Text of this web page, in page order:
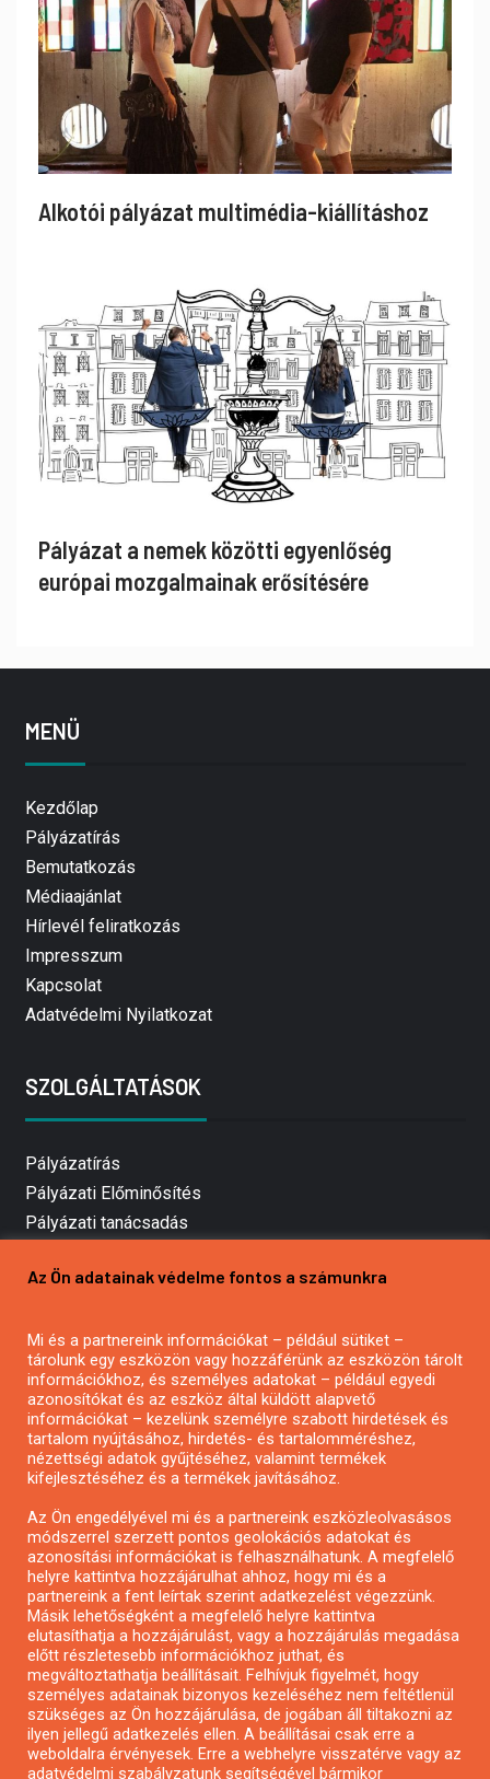
Alkotói pályázat multimédia-kiállításhoz
Pályázat a nemek közötti egyenlőség
európai mozgalmainak erősítésére
MENÜ
Kezdőlap
Pályázatírás
Bemutatkozás
Médiaajánlat
Hírlevél feliratkozás
Impresszum
Kapcsolat
Adatvédelmi Nyilatkozat
SZOLGÁLTATÁSOK
Pályázatírás
Pályázati Előminősítés
Pályázati tanácsadás
Mezőgazdasági pályázatírás
Pályázatírás civil szervezeteknek
Pályázatírás önkormányzatoknak
Pályázatfigyelés
Specifikus pályázatfigyelés vagy hírlevél
Pályázatok magánszemélyeknek
Pályázatok civil szervezeteknek
Pályázatok vállalkozásoknak
Önkormányzati pályázatok
Mezőgazdasági pályázatok
Falusi turizmus pályázatok
Napelem pályázatok
Az Ön adatainak védelme fontos a számunkra
Mi és a partnereink információkat – például sütiket –
tárolunk egy eszközön vagy hozzáférünk az eszközön tárolt
információkhoz, és személyes adatokat – például egyedi
azonosítókat és az eszköz által küldött alapvető
információkat – kezelünk személyre szabott hirdetések és
tartalom nyújtásához, hirdetés- és tartalomméréshez,
nézettségi adatok gyűjtéséhez, valamint termékek
kifejlesztéséhez és a termékek javításához.
Az Ön engedélyével mi és a partnereink eszközleolvasásos
módszerrel szerzett pontos geolokációs adatokat és
azonosítási információkat is felhasználhatunk. A megfelelő
helyre kattintva hozzájárulhat ahhoz, hogy mi és a
partnereink a fent leírtak szerint adatkezelést végezzünk.
Másik lehetőségként a megfelelő helyre kattintva
elutasíthatja a hozzájárulást, vagy a hozzájárulás megadása
előtt részletesebb információkhoz juthat, és
megváltoztathatja beállításait. Felhívjuk figyelmét, hogy
személyes adatainak bizonyos kezeléséhez nem feltétlenül
szükséges az Ön hozzájárulása, de jogában áll tiltakozni az
ilyen jellegű adatkezelés ellen. A beállításai csak erre a
weboldalra érvényesek. Erre a webhelyre visszatérve vagy az
adatvédelmi szabályzatunk segítségével bármikor